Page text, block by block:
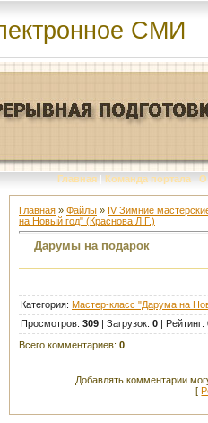
СМИ
Главная | Команда портала | О
Главная » Файлы » IV Зимние
на Новый год" (Краснова Л.Г.)
Дарумы на подарок
Категория: Мастер-класс "Дарума на
Просмотров: 309 | Загрузок: 0 | Рейтинг:
Всего комментариев: 0
Добавлять комментарии
[